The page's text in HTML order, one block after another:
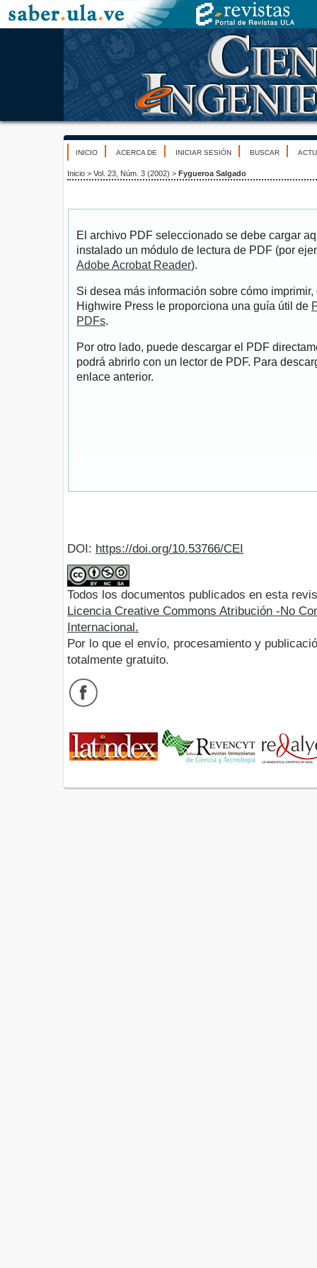
INICIO ACERCA DE INICIAR SESIÓN BUSCAR
Inicio > Vol. 23, Núm. 3 (2002) > Fygueroa Salgado
El archivo PDF seleccionado se debe cargar
instalado un módulo de lectura de PDF (por
Adobe Acrobat Reader).
Si desea más información sobre cómo
Highwire Press le proporciona una guía útil de
PDFs.
Por otro lado, puede descargar el PDF
podrá abrirlo con un lector de PDF. Para
enlace anterior.
DOI: https://doi.org/10.53766/CEI
Todos los documentos publicados en esta
Licencia Creative Commons Atribución -No
Internacional.
Por lo que el envío, procesamiento y
totalmente gratuito.